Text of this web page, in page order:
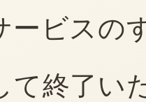
ービスの
て終了い